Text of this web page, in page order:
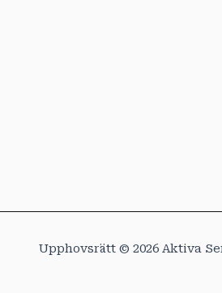
Upphovsrätt © 2026 Aktiva